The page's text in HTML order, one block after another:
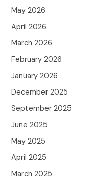
May 2026
April 2026
March 2026
February 2026
January 2026
December 2025
September 2025
June 2025
May 2025
April 2025
March 2025